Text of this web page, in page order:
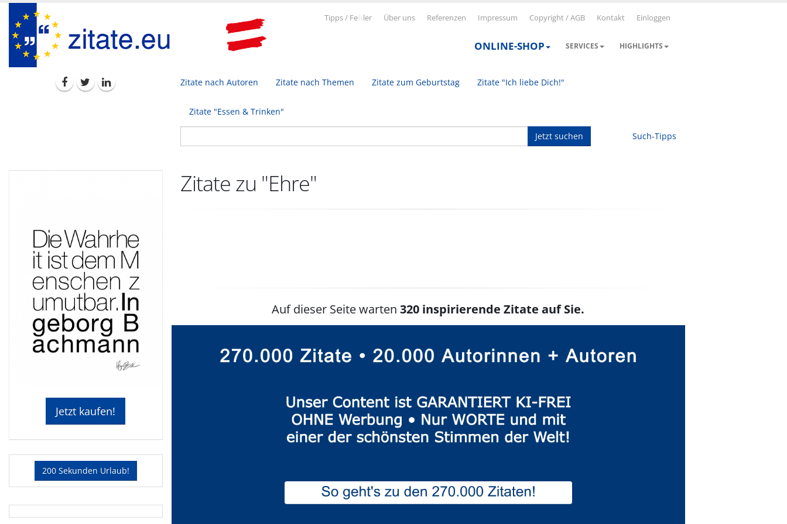
Tipps / Fe ler Über uns Referenzen Impressum Copyright / AGB Kontakt Einloggen
ONLINE-SHOP SERVICES HIGHLIGHTS
Zitate nach Autoren Zitate nach Themen Zitate zum Geburtstag Zitate "Ich liebe Dich!"
Zitate "Essen & Trinken"
Jetzt suchen Such-Tipps
Jetzt kaufen!
200 Sekunden Urlaub!
Zitate zu "Ehre"
Auf dieser Seite warten320 inspirierende Zitate auf Sie.